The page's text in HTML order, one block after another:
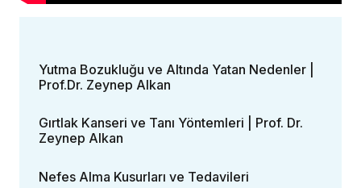
Yutma Bozukluğu ve Altında Yatan Nedenler |
Prof.Dr. Zeynep Alkan
Gırtlak Kanseri ve Tanı Yöntemleri | Prof. Dr.
Zeynep Alkan
Nefes Alma Kusurları ve Tedavileri